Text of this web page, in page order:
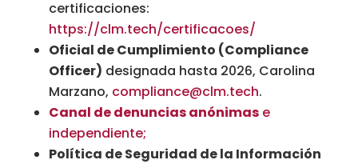
certificaciones:
https://clm.tech/certificacoes/
Oficial de Cumplimiento (Compliance
Officer) designada hasta 2026, Carolina
Marzano, compliance@clm.tech.
Canal de denuncias anónimase
independiente;
Política de Seguridad de la Información